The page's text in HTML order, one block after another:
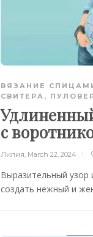
ВЯЗАНИЕ
СВИТЕРА,
с
Лилия March 22, 2024
Выразительный узор
создать нежный и